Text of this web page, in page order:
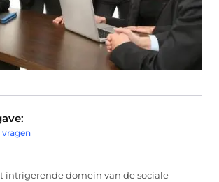
vragen
intrigerende domein van de sociale